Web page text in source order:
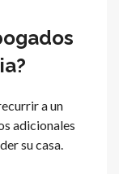
a un
adicionales
su casa.